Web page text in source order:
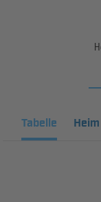
Tabelle Heim